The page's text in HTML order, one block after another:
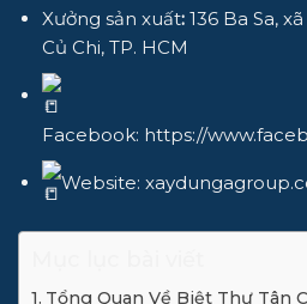
Xưởng sản xuất:136 Ba Sa,
Củ Chi, TP. HCM
Facebook: https://
Website:
Tổng Quan Về Biệt Thự Tân